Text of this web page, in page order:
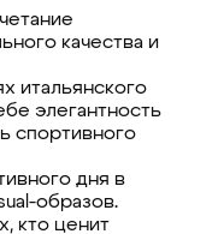
качества и
итальянского
элегантность
спортивного
дня в
образов.
кто ценит